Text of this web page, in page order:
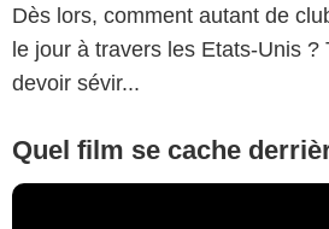
Dès lors, comment autant de
le jour à travers les Etats-Unis ?
devoir sévir...
Quel film se cache